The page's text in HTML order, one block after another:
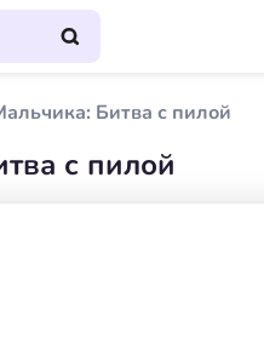
Битва с пилой
с пилой